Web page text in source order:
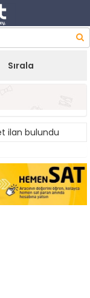
Sırala
ilan bulundu